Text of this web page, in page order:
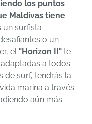
los puntos
Maldivas tiene
un surfista
o un
el "Horizon II" te
a todos
de surf, tendrás la
marina a través
aún más